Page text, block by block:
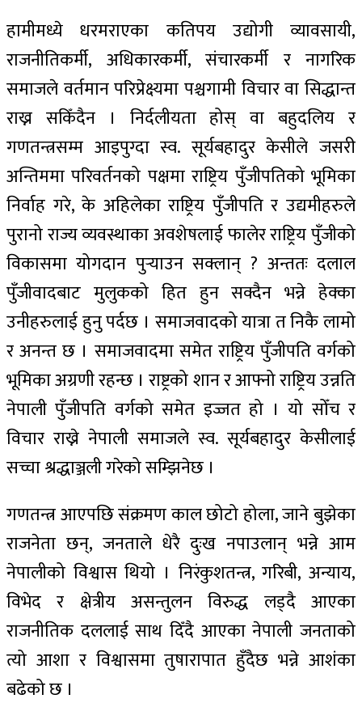
हामीमध्ये धरमराएका कतिपय उद्योगी व्यावसायी,
राजनीतिकर्मी, अधिकारकर्मी, संचारकर्मी र नागरिक
समाजले वर्तमान परिप्रेक्ष्यमा पश्चगामी विचार वा सिद्धान्त
राख्न सकिँदैन । निर्दलीयता होस् वा बहुदलिय र
गणतन्त्रसम्म आइपुग्दा स्व. सूर्यबहादुर केसीले जसरी
अन्तिममा परिवर्तनको पक्षमा राष्ट्रिय पुँजीपतिको भूमिका
निर्वाह गरे, के अहिलेका राष्ट्रिय पुँजीपति र उद्यमीहरुले
पुरानो राज्य व्यवस्थाका अवशेषलाई फालेर राष्ट्रिय पुँजीको
विकासमा योगदान पुर्‍याउन सक्लान् ? अन्ततः दलाल
पुँजीवादबाट मुलुकको हित हुन सक्दैन भन्ने हेक्का
उनीहरुलाई हुनु पर्दछ । समाजवादको यात्रा त निकै लामो
र अनन्त छ । समाजवादमा समेत राष्ट्रिय पुँजीपति वर्गको
भूमिका अग्रणी रहन्छ । राष्ट्रको शान र आफ्नो राष्ट्रिय उन्नति
नेपाली पुँजीपति वर्गको समेत इज्जत हो । यो सोँच र
विचार राख्ने नेपाली समाजले स्व. सूर्यबहादुर केसीलाई
सच्चा श्रद्धाञ्जली गरेको सम्झिनेछ ।
गणतन्त्र आएपछि संक्रमण काल छोटो होला, जाने बुझेका
राजनेता छन्, जनताले धेरै दुःख नपाउलान् भन्ने आम
नेपालीको विश्वास थियो । निरंकुशतन्त्र, गरिबी, अन्याय,
विभेद र क्षेत्रीय असन्तुलन विरुद्ध लड्दै आएका
राजनीतिक दललाई साथ दिँदै आएका नेपाली जनताको
त्यो आशा र विश्वासमा तुषारापात हुँदैछ भन्ने आशंका
बढेको छ ।